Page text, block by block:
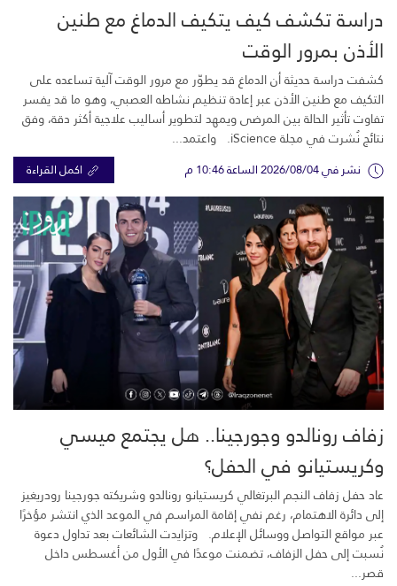
دراسة تكشف كيف يتكيف الدماغ مع طنين
الأذن بمرور الوقت
كشفت دراسة حديثة أن الدماغ قد يطوّر مع مرور الوقت آلية تساعده على
التكيف مع طنين الأذن عبر إعادة تنظيم نشاطه العصبي، وهو ما قد يفسر
تفاوت تأثير الحالة بين المرضى ويمهد لتطوير أساليب علاجية أكثر دقة، وفق
نتائج نُشرت في مجلة iScience. واعتمد...
نشر في 2026/08/04 الساعة 10:46 م اكمل القراءة
زفاف رونالدو وجورجينا.. هل يجتمع ميسي
وكريستيانو في الحفل؟
عاد حفل زفاف النجم البرتغالي كريستيانو رونالدو وشريكته جورجينا رودريغيز
إلى دائرة الاهتمام، رغم نفي إقامة المراسم في الموعد الذي انتشر مؤخرًا
عبر مواقع التواصل ووسائل الإعلام. وتزايدت الشائعات بعد تداول دعوة
نُسبت إلى حفل الزفاف، تضمنت موعدًا في الأول من أغسطس داخل
قصر...